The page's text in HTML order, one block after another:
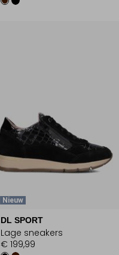
Nieuw
DL SPORT
Lage sneakers
€ 199,99